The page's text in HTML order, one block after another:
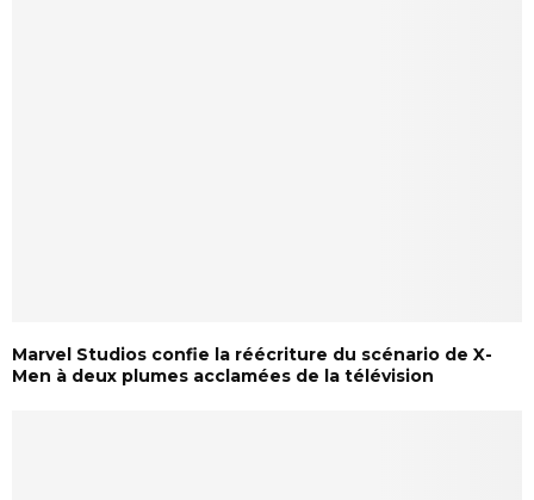
Marvel Studios confie la réécriture du scénario de X-
Men à deux plumes acclamées de la télévision